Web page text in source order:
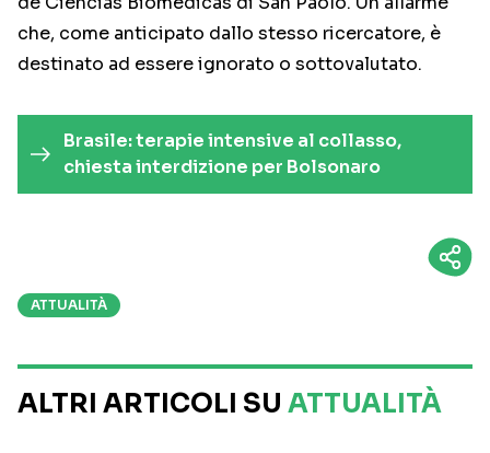
che, come anticipato dallo stesso ricercatore, è
destinato ad essere ignorato o sottovalutato.
Brasile: terapie intensive al collasso,
chiesta interdizione per Bolsonaro
ATTUALITÀ
ALTRI ARTICOLI SU ATTUALITÀ